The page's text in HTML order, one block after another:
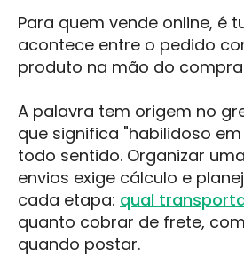
Para quem vende online, é
acontece entre o pedido
produto na mão do
A palavra tem origem no
que significa "habilidoso
todo sentido. Organizar
envios exige cálculo e
cada etapa: qual
quanto cobrar de frete,
quando postar.